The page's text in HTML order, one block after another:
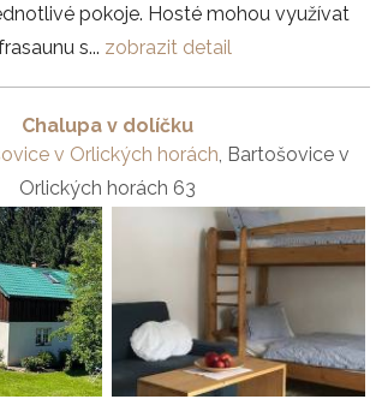
pokoje. Hosté mohou využívat
s... zobrazit detail
Chalupa v dolíčku
v Orlických horách , Bartošovice v
Orlických horách 63